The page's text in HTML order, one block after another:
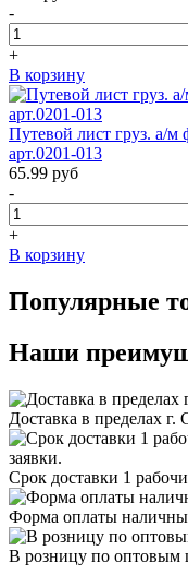
-
+
В корзину
Путевой лист груз. а/
арт.0201-013
65.99 руб
-
+
В корзину
Популярные
Наши
Доставка в пределах г.
Срок доставки 1
Форма оплаты
В розницу по оптовым